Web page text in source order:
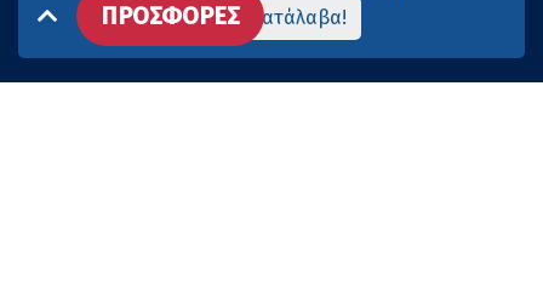
210 2615904
info@aqua-marina.gr
ΠΡΟΣΦΟΡΕΣΤο κατάλαβα!